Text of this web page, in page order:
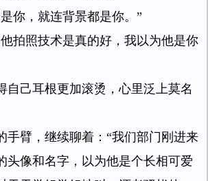
你，就连背景都是你。”
拍照技术是真的好，我以为他是你
自己耳根更加滚烫，心里泛上莫名
手臂，继续聊着：“我们部门刚进来
头像和名字，以为他是个长相可爱